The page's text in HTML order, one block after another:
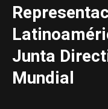
Junta
Mundial